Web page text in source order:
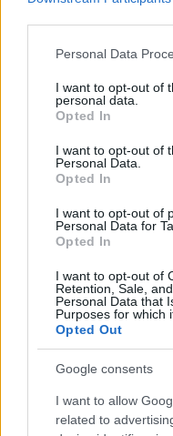
Please note that this
not limited to your visit
grant or deny consent
use your data for below
consent section.
Personal Data
I want to opt-out of
personal data.
Opted In
I want to opt-out of
Personal Data.
Opted In
I want to opt-out of
Personal Data for
Opted In
I want to opt-out of
Retention, Sale,
Personal Data that
Purposes for which
Opted Out
Google consents
I want to allow
related to
24 Σεπτεμβρίου ενώ